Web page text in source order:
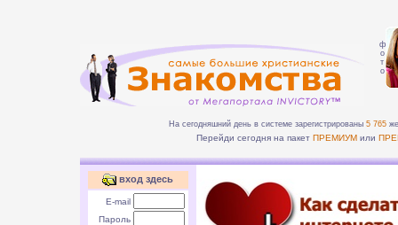
ф
о
т
о
На сегодняшний день в системе зарегистрированы 5 765
Перейди сегодня на пакет ПРЕМИУМили
вход здесь
E-mail
Пароль